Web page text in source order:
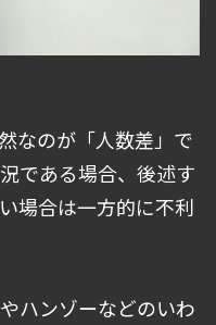
なのが「人数差」で
である場合、後述す
場合は一方的に不利
ハンゾーなどのいわ